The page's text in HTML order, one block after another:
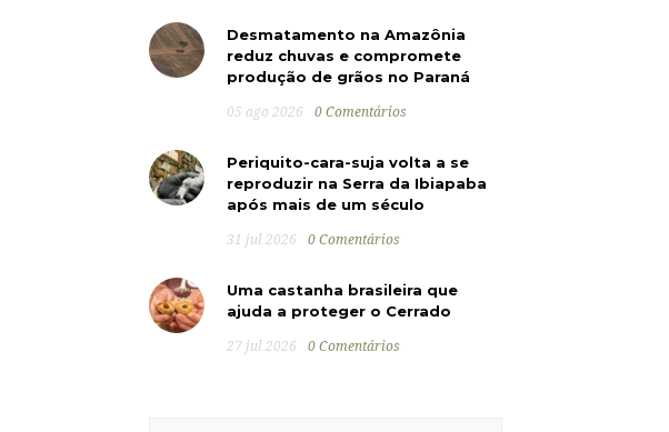
Desmatamento na Amazônia
reduz chuvas e compromete
produção de grãos no Paraná
05 ago 2026 0 Comentários
Periquito-cara-suja volta a se
reproduzir na Serra da Ibiapaba
após mais de um século
31 jul 2026 0 Comentários
Uma castanha brasileira que
ajuda a proteger o Cerrado
27 jul 2026 0 Comentários